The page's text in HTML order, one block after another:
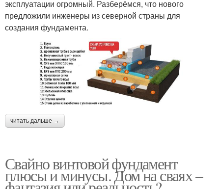
эксплуатации огромный. Разберёмся, что нового
предложили инженеры из северной страны для
создания фундамента.
читать дальше →
Свайно винтовой фундамент
плюсы и минусы. Дом на сваях –